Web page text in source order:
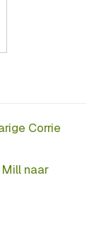
Corrie
naar